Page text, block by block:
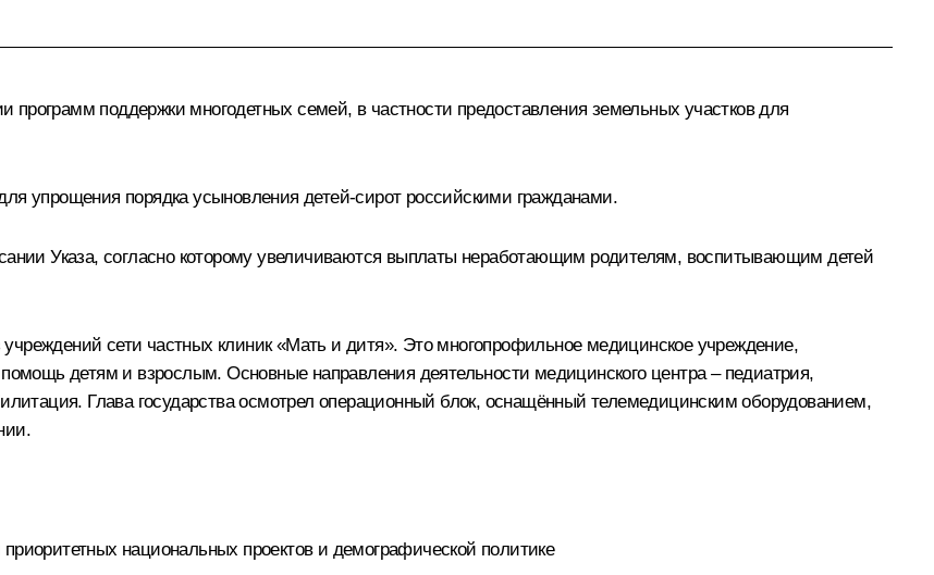
поддержки многодетных семей, в частности предоставления земельных участков для
упрощения порядка усыновления детей-сирот российскими гражданами.
Указа, согласно которому увеличиваются выплаты неработающим родителям, воспитывающим детей
сети частных клиник «Мать и дитя». Это многопрофильное медицинское учреждение,
детям и взрослым. Основные направления деятельности медицинского центра – педиатрия,
Глава государства осмотрел операционный блок, оснащённый телемедицинским оборудованием,
национальных проектов и демографической политике